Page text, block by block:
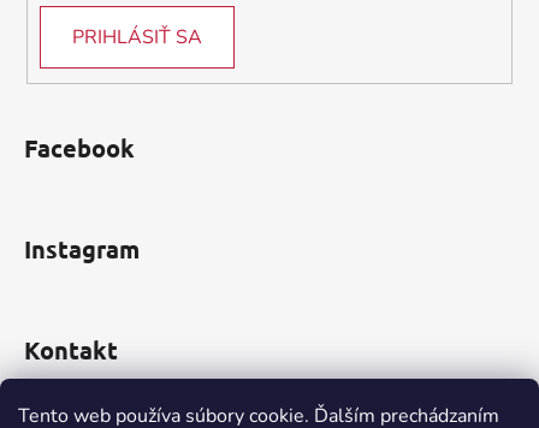
Tento web používa súbory cookie. Ďalším prechádzaním
PRIHLÁSIŤ SA
Facebook
Instagram
Kontakt
obchod@incomp.sk